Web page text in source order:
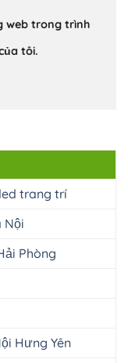
web trong trình
tôi.
trang trí
Nội
Phòng
Hưng Yên